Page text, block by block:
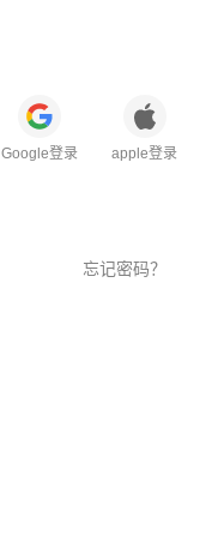
Google登录 apple登录
忘记密码？